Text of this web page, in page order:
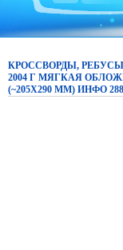
КРОССВОРДЫ,
2004 Г МЯГКАЯ
(~205Х290 ММ) ИНФО